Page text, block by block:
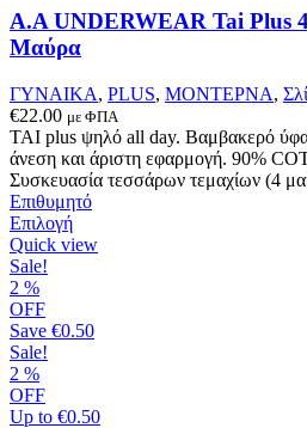
να
επιλεγούν
στη
του
προϊόντος
A.A UNDERWEAR Tai Plus
Μαύρα
ΓΥΝΑΙΚΑ, PLUS, ΜΟΝΤΕΡΝΑ,
€22.00 με ΦΠΑ
ΤΑΙ plus ψηλό all day. Βαμβακερό
άνεση και άριστη εφαρμογή. 90%
Συσκευασία τεσσάρων τεμαχίων (4
Επιθυμητό
ΕπιλογήΑυτό
το
παραλλαγές.
να
Quick view
Sale!
2 %
OFF
Save €0.50
Sale!
2 %
OFF
Up to €0.50